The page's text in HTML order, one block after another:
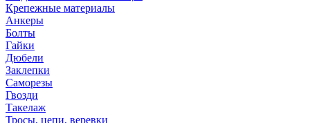
Крепежные материалы
Анкеры
Болты
Гайки
Дюбели
Заклепки
Саморезы
Гвозди
Такелаж
Тросы, цепи, веревки